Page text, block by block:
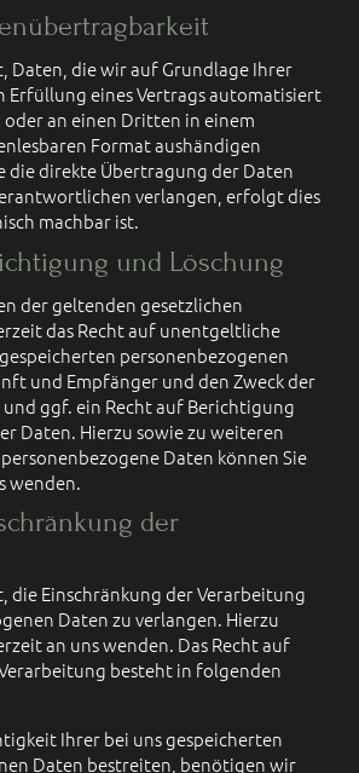
Daten, die wir auf Grundlage Ihrer
Erfüllung eines Vertrags automatisiert
an einen Dritten in einem
Format aushändigen
die direkte Übertragung der Daten
verlangen, erfolgt dies
machbar ist.
und Löschung
der geltenden gesetzlichen
das Recht auf unentgeltliche
personenbezogenen
und Empfänger und den Zweck der
ggf. ein Recht auf Berichtigung
Daten. Hierzu sowie zu weiteren
Daten können Sie
wenden.
der
die Einschränkung der Verarbeitung
Daten zu verlangen. Hierzu
an uns wenden. Das Recht auf
besteht in folgenden
Ihrer bei uns gespeicherten
Daten bestreiten, benötigen wir